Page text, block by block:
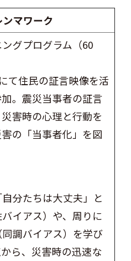
マワーク
グプログラム（60
て住民の証言映像を活
。震災当事者の証言
害時の心理と行動を
の「当事者化」を図
分たちは大丈夫」と
イアス）や、周りに
調バイアス）を学び
ら、災害時の迅速な